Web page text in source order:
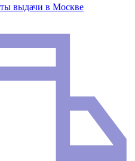
выдачи в Москве